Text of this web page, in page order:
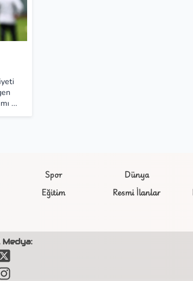
...
Spor Dünya
Eğitim Resmi İlanlar